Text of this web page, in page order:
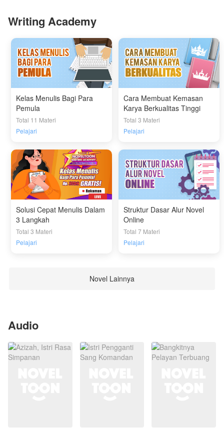
Writing Academy
Kelas Menulis Bagi Para
Pemula
Total 11 Materi
Pelajari
Cara Membuat Kemasan
Karya Berkualitas Tinggi
Total 3 Materi
Pelajari
Solusi Cepat Menulis Dalam
3 Langkah
Total 3 Materi
Pelajari
Struktur Dasar Alur Novel
Online
Total 7 Materi
Pelajari
Novel Lainnya
Audio